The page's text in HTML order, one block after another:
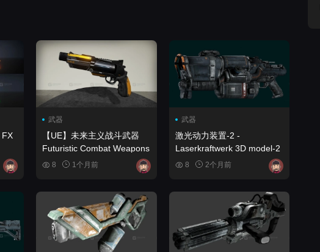
FX
武器
【UE】未来主义战斗武器
Futuristic Combat Weapons
8 1个月前
武器
激光动力装置-2 -
Laserkraftwerk 3D model-2
8 2个月前